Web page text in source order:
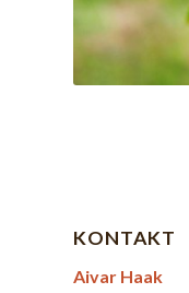
KONTAKT
Aivar Haak